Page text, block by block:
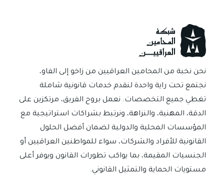
قانونية
فعالة
لانهاء
الملكية
المشتركة
نحن نخبة من المحامين العراقيين من زاخو إلى الفاو،
نجتمع تحت راية واحدة لنقدم خدمات قانونية شاملة
تغطي جميع التخصصات. نعمل بروح الفريق، مرتكزين على
الدقة، المهنية، والنزاهة، ونرتبط بشراكات استراتيجية مع
المؤسسات المحلية والدولية لضمان أفضل الحلول
القانونية للأفراد والشركات، سواء للمواطنين العراقيين أو
الجنسيات المقيمة، بما يواكب تطورات القانون ويوفر أعلى
مستويات الحماية والتمثيل القانوني.